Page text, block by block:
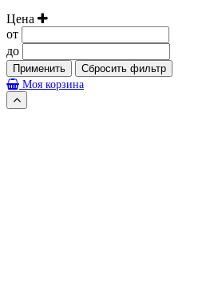
Цена
от
до
Применить
Сбросить фильтр
Моя корзина